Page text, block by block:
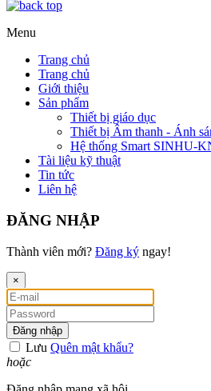
Menu
Trang chủ
Trang chủ
Giới thiệu
Sản phẩm
Thiết bị giáo dục
Thiết bị Âm thanh - Ánh
Hệ thống Smart SINHU-
Tài liệu kỹ thuật
Tin tức
Liên hệ
ĐĂNG NHẬP
Thành viên mới? Đăng ký ngay!
×
Đăng nhập
Lưu Quên mật khẩu?
hoặc